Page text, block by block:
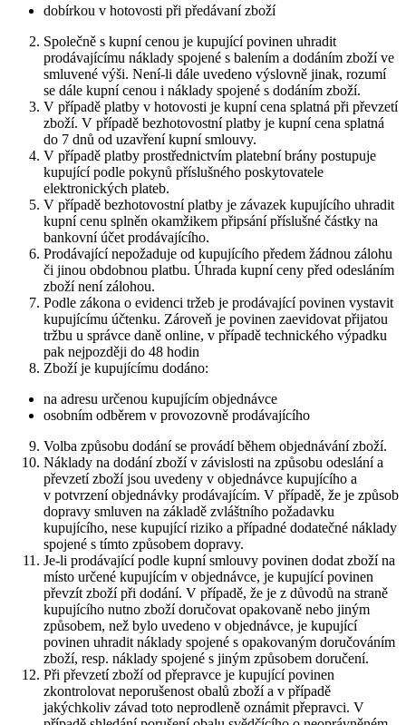
dobírkou v hotovosti při předávaní zboží
Společně s kupní cenou je kupující povinen uhradit
prodávajícímu náklady spojené s balením a dodáním zboží ve
smluvené výši. Není-li dále uvedeno výslovně jinak, rozumí
se dále kupní cenou i náklady spojené s dodáním zboží.
V případě platby v hotovosti je kupní cena splatná při převzetí
zboží. V případě bezhotovostní platby je kupní cena splatná
do 7 dnů od uzavření kupní smlouvy.
V případě platby prostřednictvím platební brány postupuje
kupující podle pokynů příslušného poskytovatele
elektronických plateb.
V případě bezhotovostní platby je závazek kupujícího uhradit
kupní cenu splněn okamžikem připsání příslušné částky na
bankovní účet prodávajícího.
Prodávající nepožaduje od kupujícího předem žádnou zálohu
či jinou obdobnou platbu. Úhrada kupní ceny před odesláním
zboží není zálohou.
Podle zákona o evidenci tržeb je prodávající povinen vystavit
kupujícímu účtenku. Zároveň je povinen zaevidovat přijatou
tržbu u správce daně online, v případě technického výpadku
pak nejpozději do 48 hodin
Zboží je kupujícímu dodáno:
na adresu určenou kupujícím objednávce
osobním odběrem v provozovně prodávajícího
Volba způsobu dodání se provádí během objednávání zboží.
Náklady na dodání zboží v závislosti na způsobu odeslání a
převzetí zboží jsou uvedeny v objednávce kupujícího a
v potvrzení objednávky prodávajícím. V případě, že je způsob
dopravy smluven na základě zvláštního požadavku
kupujícího, nese kupující riziko a případné dodatečné náklady
spojené s tímto způsobem dopravy.
Je-li prodávající podle kupní smlouvy povinen dodat zboží na
místo určené kupujícím v objednávce, je kupující povinen
převzít zboží při dodání. V případě, že je z důvodů na straně
kupujícího nutno zboží doručovat opakovaně nebo jiným
způsobem, než bylo uvedeno v objednávce, je kupující
povinen uhradit náklady spojené s opakovaným doručováním
zboží, resp. náklady spojené s jiným způsobem doručení.
Při převzetí zboží od přepravce je kupující povinen
zkontrolovat neporušenost obalů zboží a v případě
jakýchkoliv závad toto neprodleně oznámit přepravci. V